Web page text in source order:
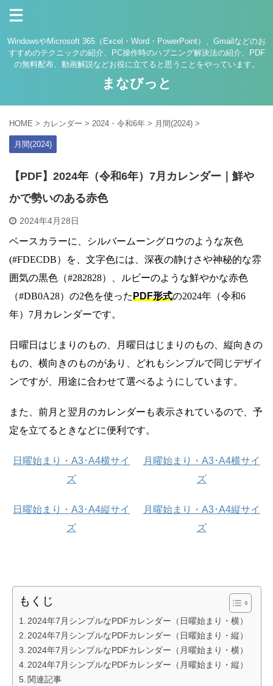
WindowsやMicrosoft 365（Excel・Word・PowerPoint）、Gmailなどのお
すすめのテクニックの紹介、PC操作時のハプニング解決法の紹介、PDF
の無料配布、動画解説などお役に立てると思うことをやっています。
まなびっと
HOME > カレンダー > 2024・令和6年 > 月間(2024) >
月間(2024)
【PDF】2024年（令和6年）7月カレンダー｜鮮や
かで勢いのある赤色
2024年4月28日
ベースカラーに、シルバームーングロウのような灰色
(#FDECDB）を、文字色には、深夜の静けさや神秘的な雰
囲気の黒色（#282828）、ルビーのような鮮やかな赤色
（#DB0A28）の2色を使ったPDF形式の2024年（令和6
年）7月カレンダーです。
日曜日はじまりのもの、月曜日はじまりのもの、縦向きの
もの、横向きのものがあり、どれもシンプルで同じデザイ
ンですが、用途に合わせて選べるようにしています。
また、前月と翌月のカレンダーも表示されているので、予
定を立てるときなどに便利です。
日曜始まり・A3･A4横サイ
ズ
日曜始まり・A3･A4縦サイ
ズ
月曜始まり・A3･A4横サイ
ズ
月曜始まり・A3･A4縦サイ
ズ
もくじ
2024年7月シンプルなPDFカレンダー（日曜始まり・横）
2024年7月シンプルなPDFカレンダー（日曜始まり・縦）
2024年7月シンプルなPDFカレンダー（月曜始まり・横）
2024年7月シンプルなPDFカレンダー（月曜始まり・縦）
関連記事